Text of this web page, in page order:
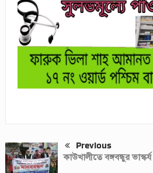
Previous
কাউখালীতে বঙ্গবন্ধুর